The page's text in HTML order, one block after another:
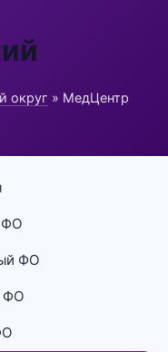
округ » МедЦентр
ФО
ФО
ФО